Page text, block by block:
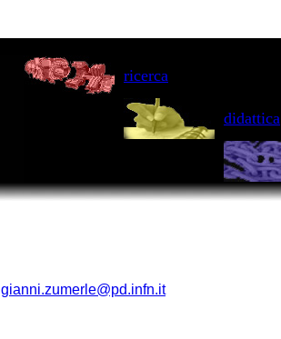
ricerca
didattica
gianni.zumerle@pd.infn.it